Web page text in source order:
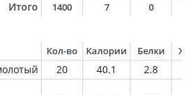
Итого 1400 7 0
Кол-во Калории Белки
20 40.1 2.8